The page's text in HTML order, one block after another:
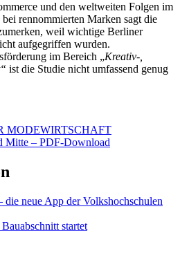
und den weltweiten Folgen im
rennommierten Marken sagt die
weil wichtige Berliner
aufgegriffen wurden.
im Bereich „Kreativ-,
ist die Studie nicht umfassend genug
MODEWIRTSCHAFT
Mitte – PDF-Download
die neue App der Volkshochschulen
startet